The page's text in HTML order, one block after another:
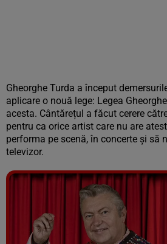
Gheorghe Turda a început
aplicare o nouă lege: Legea
acesta. Cântărețul a făcut cerere
pentru ca orice artist care nu are
performa pe scenă, în concerte și să
televizor.